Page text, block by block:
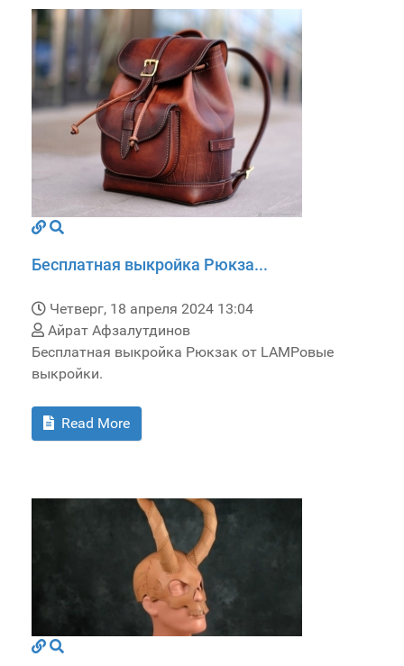
Бесплатная выкройка Рюкза...
Четверг, 18 апреля 2024 13:04
Айрат Афзалутдинов
Бесплатная выкройка Рюкзак от LAMPовые
выкройки.
Read More